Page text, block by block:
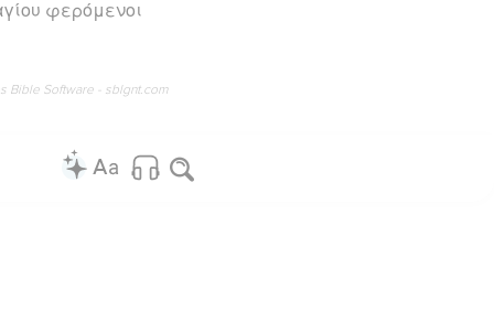
φερόμενοι
Bible Software - sblgnt.com